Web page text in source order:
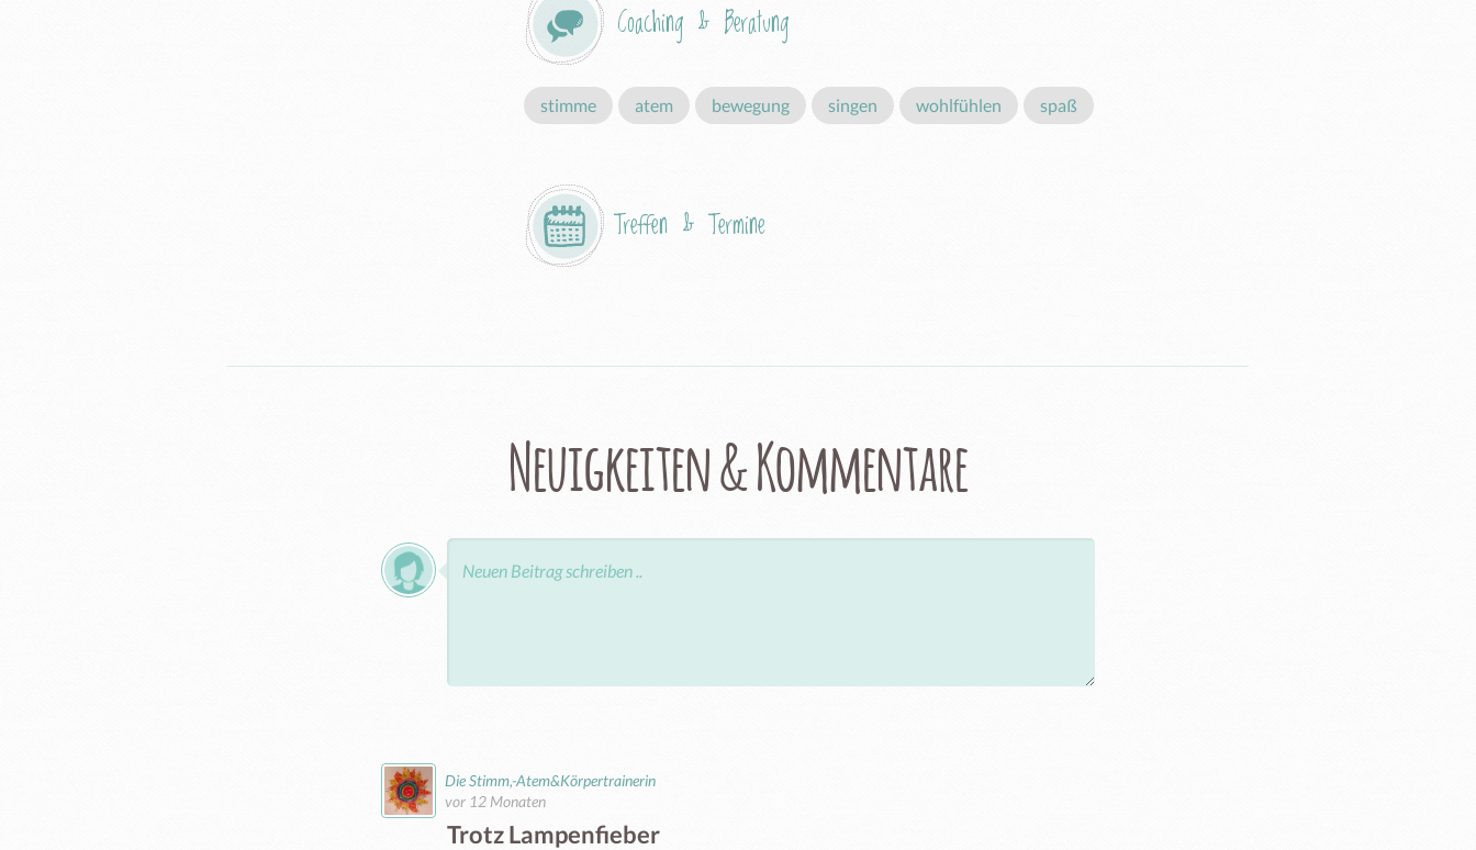
Coaching & Beratung
stimme atem bewegung singen wohlfühlen spaß
Treffen & Termine
Neuigkeiten & Kommentare
Die Stimm,-Atem&Körpertrainerin
vor 12 Monaten
Trotz Lampenfieber